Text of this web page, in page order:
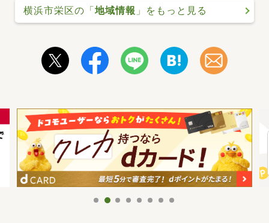
横浜市栄区の「地域情報 」をもっと見る